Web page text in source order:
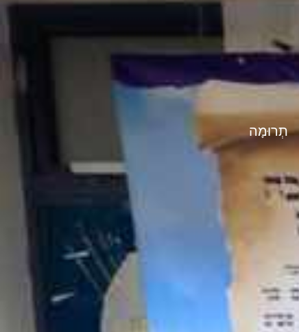
תְרוּמָה